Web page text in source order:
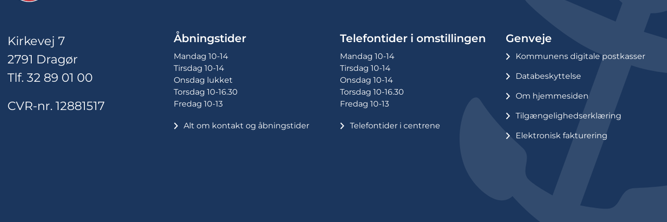
Kirkevej 7
2791 Dragør
Tlf. 32 89 01 00
CVR-nr. 12881517
Åbningstider
Mandag 10-14
Tirsdag 10-14
Onsdag lukket
Torsdag 10-16.30
Fredag 10-13
Alt om kontakt og åbningstider
Telefontider i omstillingen
Mandag 10-14
Tirsdag 10-14
Onsdag 10-14
Torsdag 10-16.30
Fredag 10-13
Telefontider i centrene
Genveje
Kommunens digitale postkasser
Databeskyttelse
Om hjemmesiden
Tilgængelighedserklæring
Elektronisk fakturering